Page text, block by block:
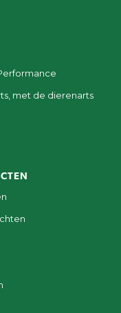
met de dierenarts